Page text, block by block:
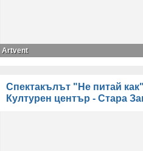
Artvent
Спектакълът "Не питай
Културен център - Стара